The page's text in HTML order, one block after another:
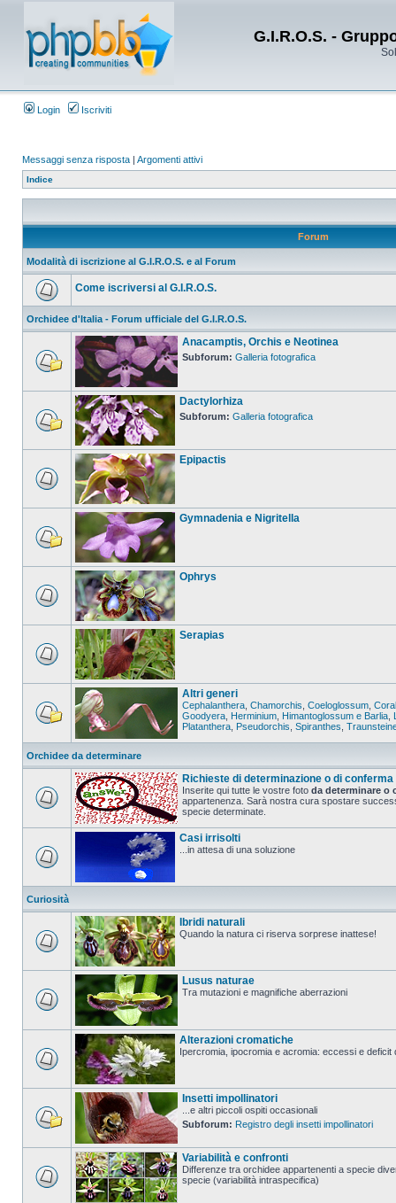
G.I.R.O.S. -
Login Iscriviti
Messaggi senza risposta | Argomenti attivi
Indice
Forum
Modalità di iscrizione al G.I.R.O.S. e al Forum
Come iscriversi al G.I.R.O.S.
Orchidee d'Italia - Forum ufficiale del G.I.R.O.S.
Anacamptis, Orchis e Neotinea
Subforum: Galleria fotografica
Dactylorhiza
Subforum: Galleria fotografica
Epipactis
Gymnadenia e Nigritella
Ophrys
Serapias
Altri generi
Cephalanthera Chamorchis Coeloglossum
Goodyera Herminium Himantoglossum e Barlia
Platanthera Pseudorchis Spiranthes
Orchidee da determinare
Richieste di determinazione o di conferma
Inserite qui tutte le vostre foto da determinare o
appartenenza. Sarà nostra cura spostare
specie determinate.
Casi irrisolti
...in attesa di una soluzione
Curiosità
Ibridi naturali
Quando la natura ci riserva sorprese inattese!
Lusus naturae
Tra mutazioni e magnifiche aberrazioni
Alterazioni cromatiche
Ipercromia, ipocromia e acromia: eccessi e deficit
Insetti impollinatori
...e altri piccoli ospiti occasionali
Subforum: Registro degli insetti impollinatori
Variabilità e confronti
Differenze tra orchidee appartenenti a specie
specie (variabilità intraspecifica)